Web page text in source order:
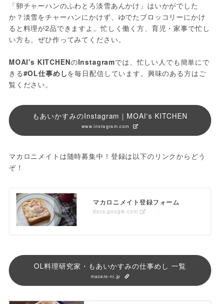
「卵チャーハンのふわとろ淡雪あんかけ」はいかがでした
か？淡雪をチャーハンにかけず、ゆでたブロッコリーにかけ
ると料理が2品できますよ。忙しく働く方、育児・家事で忙し
い方も、ぜひ作ってみてください。
MOAI's KITCHENのInstagramでは、忙しい人でも簡単にで
きる#OL仕事めしを毎日配信しています。興味のある方はご
覧ください。
もあいかすみのInstagram｜MOAI's KITCHEN
www.instagram.com
マカロニメイトは随時募集中！登録は以下のリンクからどう
ぞ！
マカロニメイト登録フォーム
docs.google.com
OL料理研究家・もあいかすみの仕事めし 一覧
macaro-ni.jp